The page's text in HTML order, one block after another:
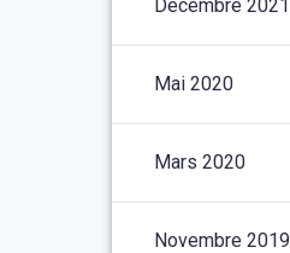
Décembre 2021
Mai 2020
Mars 2020
Novembre 2019